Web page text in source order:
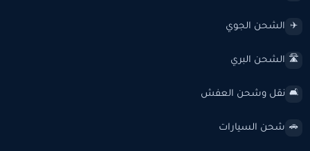
✈️ الشحن الجوي
🛣️ الشحن البري
🛋️ نقل وشحن العفش
🚗 شحن السيارات